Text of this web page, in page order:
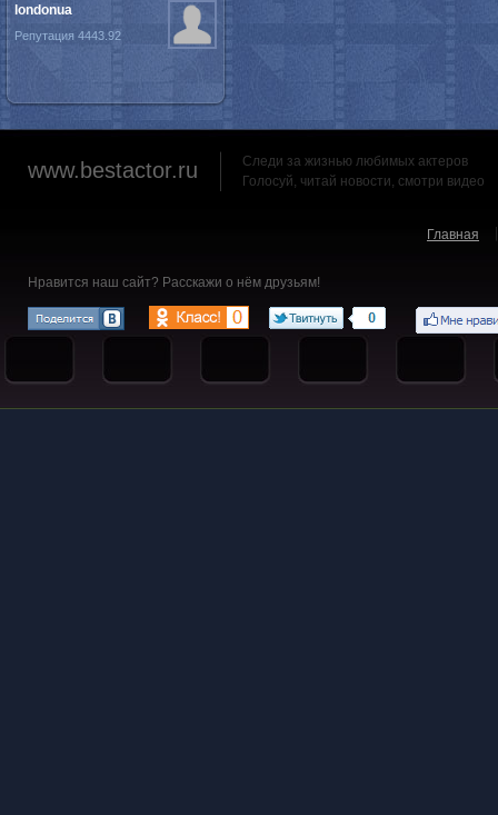
londonua
Репутация 4443.92
www.bestactor.ru
Следи за жизнью любимых актеров
Голосуй, читай новости, смотри видео
Главная
Нравится наш сайт? Расскажи о нём друзьям!